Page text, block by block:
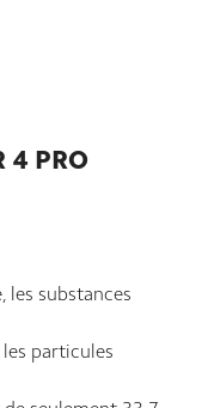
4 PRO
les substances
les particules